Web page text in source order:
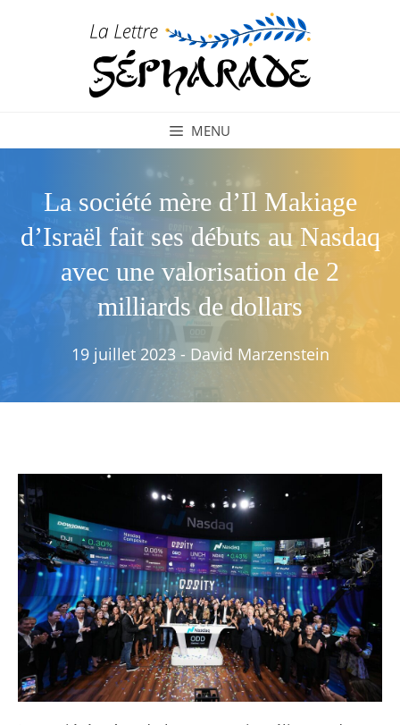
MENU
La société mère d’Il Makiage
d’Israël fait ses débuts au Nasdaq
avec une valorisation de 2
milliards de dollars
19 juillet 2023 - David Marzenstein